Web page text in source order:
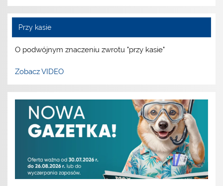
Przy kasie
O podwójnym znaczeniu zwrotu "przy kasie"
Zobacz VIDEO